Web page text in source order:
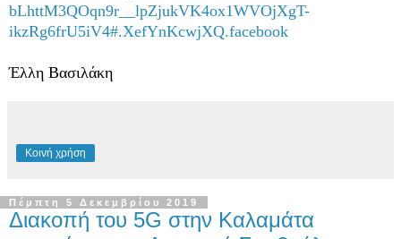
bLhttM3QOqn9r__lpZjukVK4ox1WVOjXgT-
ikzRg6frU5iV4#.XefYnKcwjXQ.facebook
Έλλη Βασιλάκη
Κοινή χρήση
Πέμπτη 5 Δεκεμβρίου 2019
Διακοπή του 5G στην Καλαμάτα